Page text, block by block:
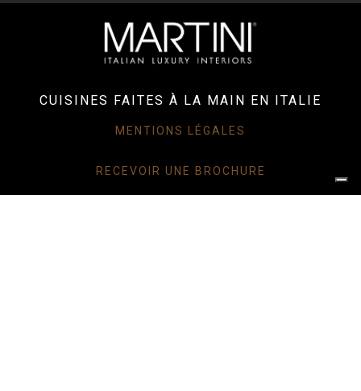
CUISINES FAITES À LA MAIN EN ITALIE
MENTIONS LÉGALES
RECEVOIR UNE BROCHURE